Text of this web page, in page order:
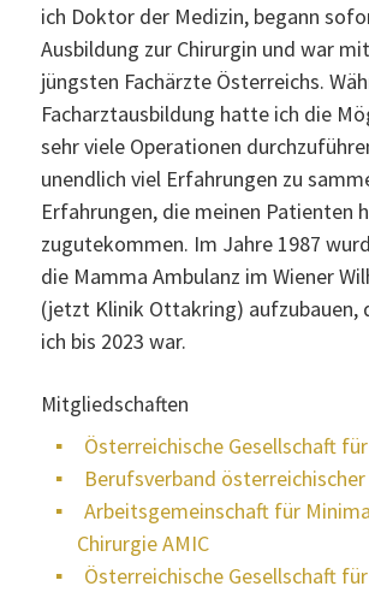
ich Doktor der Medizin, begann
Ausbildung zur Chirurgin und war
jüngsten Fachärzte Österreichs.
Facharztausbildung hatte ich die
sehr viele Operationen
unendlich viel Erfahrungen zu
Erfahrungen, die meinen Patienten
zugutekommen. Im Jahre 1987
die Mamma Ambulanz im Wiener
(jetzt Klinik Ottakring) aufzubauen,
ich bis 2023 war.
Mitgliedschaften
Österreichische Gesellschaft
Berufsverband
Arbeitsgemeinschaft für
Chirurgie AMIC
Österreichische Gesellschaft